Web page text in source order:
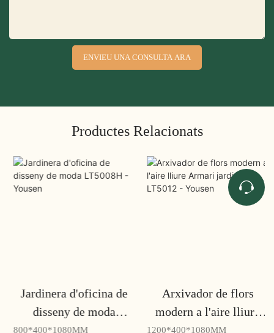
ENVIEU UNA CONSULTA ARA
Productes Relacionats
Jardinera d'oficina de
disseny de moda
LT5008H - Yousen
800*400*1080MM
Arxivador de flors
modern a l'aire lliure
Armari jardinera
1200*400*1080MM